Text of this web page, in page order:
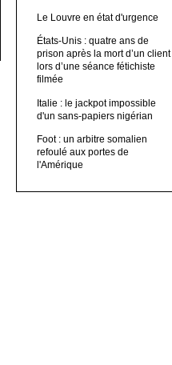
Le Louvre en état d'urgence
États-Unis : quatre ans de
prison après la mort d’un client
lors d’une séance fétichiste
filmée
Italie : le jackpot impossible
d'un sans-papiers nigérian
Foot : un arbitre somalien
refoulé aux portes de
l'Amérique